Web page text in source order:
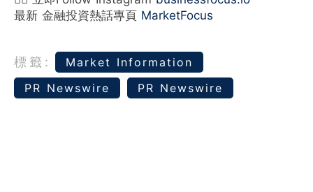
最新 金融投資熱話專頁 MarketFocus
標籤:
Market Information
PR Newswire
PR Newswire